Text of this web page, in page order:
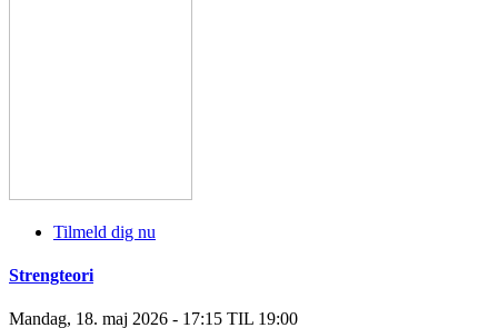
Tilmeld dig nu
Strengteori
Mandag, 18. maj 2026 - 17:15 TIL 19:00